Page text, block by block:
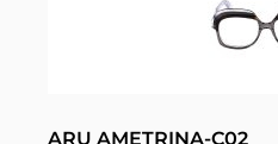
ARU AMETRINA-C02